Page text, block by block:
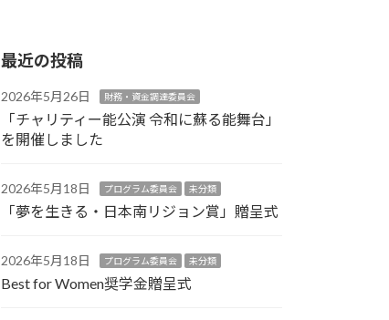
最近の投稿
2026年5月26日 財務・資金調達委員会
「チャリティー能公演 令和に蘇る能舞台」
を開催しました
2026年5月18日 プログラム委員会 未分類
「夢を生きる・日本南リジョン賞」贈呈式
2026年5月18日 プログラム委員会 未分類
Best for Women奨学金贈呈式